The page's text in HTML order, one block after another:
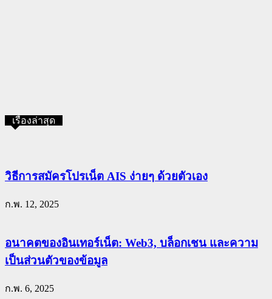
เรื่องล่าสุด
วิธีการสมัครโปรเน็ต AIS ง่ายๆ ด้วยตัวเอง
ก.พ. 12, 2025
อนาคตของอินเทอร์เน็ต: Web3, บล็อกเชน และความ
เป็นส่วนตัวของข้อมูล
ก.พ. 6, 2025